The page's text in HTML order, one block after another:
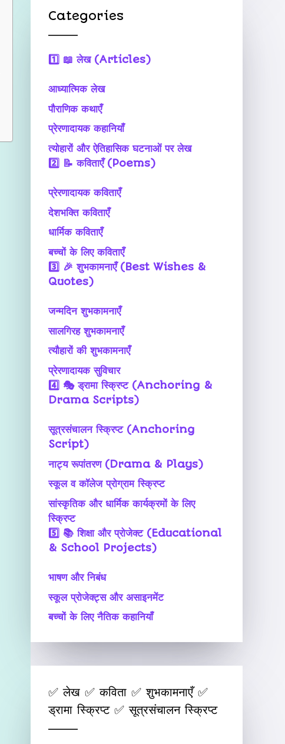
Categories
1️⃣ 📖 लेख (Articles)
आध्यात्मिक लेख
पौराणिक कथाएँ
प्रेरणादायक कहानियाँ
त्योहारों और ऐतिहासिक घटनाओं पर लेख
2️⃣ 📝 कविताएँ (Poems)
प्रेरणादायक कविताएँ
देशभक्ति कविताएँ
धार्मिक कविताएँ
बच्चों के लिए कविताएँ
3️⃣ 🎉 शुभकामनाएँ (Best Wishes &
Quotes)
जन्मदिन शुभकामनाएँ
सालगिरह शुभकामनाएँ
त्यौहारों की शुभकामनाएँ
प्रेरणादायक सुविचार
4️⃣ 🎭 ड्रामा स्क्रिप्ट (Anchoring &
Drama Scripts)
सूत्रसंचालन स्क्रिप्ट (Anchoring
Script)
नाट्य रूपांतरण (Drama & Plays)
स्कूल व कॉलेज प्रोग्राम स्क्रिप्ट
सांस्कृतिक और धार्मिक कार्यक्रमों के लिए
स्क्रिप्ट
5️⃣ 📚 शिक्षा और प्रोजेक्ट (Educational
& School Projects)
भाषण और निबंध
स्कूल प्रोजेक्ट्स और असाइनमेंट
बच्चों के लिए नैतिक कहानियाँ
✅ लेख ✅ कविता ✅ शुभकामनाएँ ✅
ड्रामा स्क्रिप्ट ✅ सूत्रसंचालन स्क्रिप्ट